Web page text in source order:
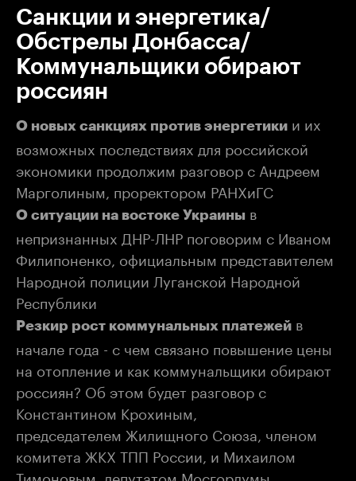
Санкции и энергетика/
Обстрелы Донбасса/
Коммунальщики обирают
россиян
О новых санкциях против энергетики и их
возможных последствиях для российской
экономики продолжим разговор с Андреем
Марголиным, проректором РАНХиГС
О ситуации на востоке Украины в
непризнанных ДНР-ЛНР поговорим с Иваном
Филипоненко, официальным представителем
Народной полиции Луганской Народной
Республики
Резкир рост коммунальных платежей в
начале года - с чем связано повышение цены
на отопление и как коммунальщики обирают
россиян? Об этом будет разговор с
Константином Крохиным,
председателем Жилищного Союза, членом
комитета ЖКХ ТПП России, и Михаилом
Тимоновым, депутатом Мосгордумы,